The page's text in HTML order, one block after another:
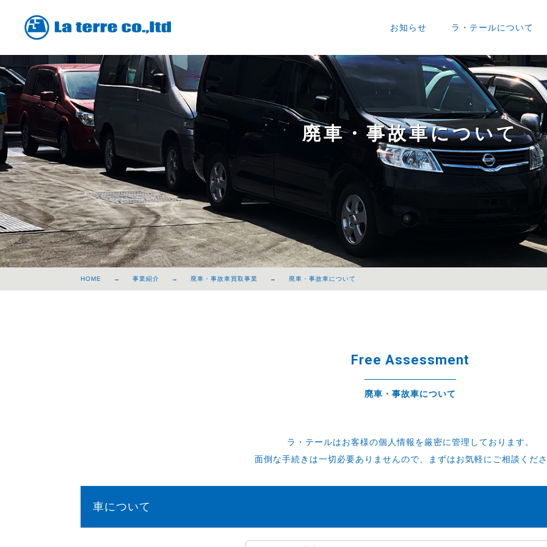
お知らせ ラ・テールについて
廃車・事故車について
HOME 事業紹介 廃車・事故車買取事業 廃車・事故車について
Free Assessment
廃車・事故車について
ラ・テールはお客様の個人情報を厳密に管理しております。
面倒な手続きは一切必要ありませんので、まずはお気軽にご相談くだ
車について